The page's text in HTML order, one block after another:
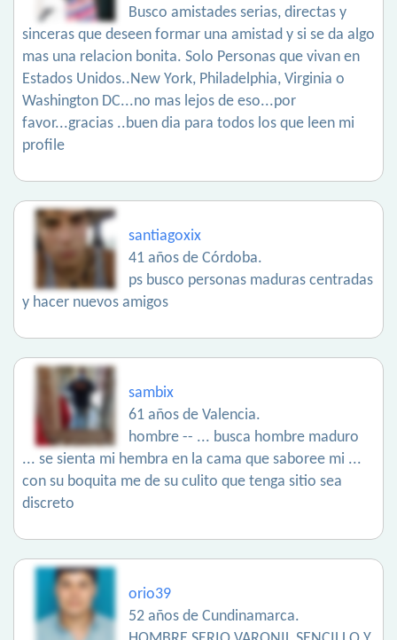
Busco amistades serias, directas y
sinceras que deseen formar una amistad y si se da algo
mas una relacion bonita. Solo Personas que vivan en
Estados Unidos..New York, Philadelphia, Virginia o
Washington DC...no mas lejos de eso...por
favor...gracias ..buen dia para todos los que leen mi
profile
santiagoxix
41 años de Córdoba.
ps busco personas maduras centradas
y hacer nuevos amigos
sambix
61 años de Valencia.
hombre -- ... busca hombre maduro
... se sienta mi hembra en la cama que saboree mi ...
con su boquita me de su culito que tenga sitio sea
discreto
orio39
52 años de Cundinamarca.